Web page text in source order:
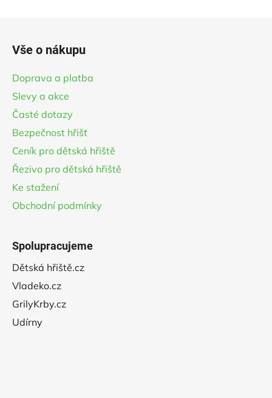
Vše o nákupu
Doprava a platba
Slevy a akce
Časté dotazy
Bezpečnost hřišť
Ceník pro dětská hřiště
Řezivo pro dětská hřiště
Ke stažení
Obchodní podmínky
Spolupracujeme
Dětská hřiště.cz
Vladeko.cz
GrilyKrby.cz
Udírny